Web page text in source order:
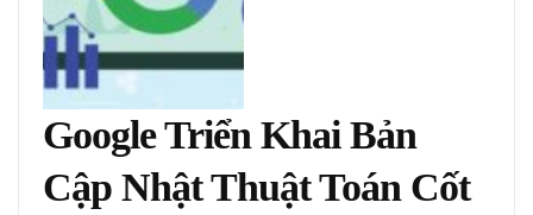
Google Triển Khai Bản
Cập Nhật Thuật Toán Cốt